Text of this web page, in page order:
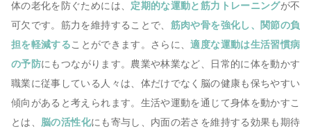
体の老化を防ぐためには、 定期的な運動と筋力トレーニングが不
可欠です。筋力を維持することで、 筋肉や骨を強化し、関節の負
担を軽減する ことができます。さらに、適度な運動は生活習慣病
の予防にもつながります。農業や林業など、日常的に体を動かす
職業に従事している人々は、体だけでなく脳の健康も保ちやすい
傾向があると考えられます。生活や運動を通じて身体を動かすこ
とは、 脳の活性化にも寄与し、内面の若さを維持する効果も期待